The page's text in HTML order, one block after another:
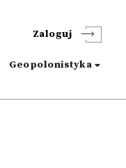
Zaloguj
Geopolonistyka